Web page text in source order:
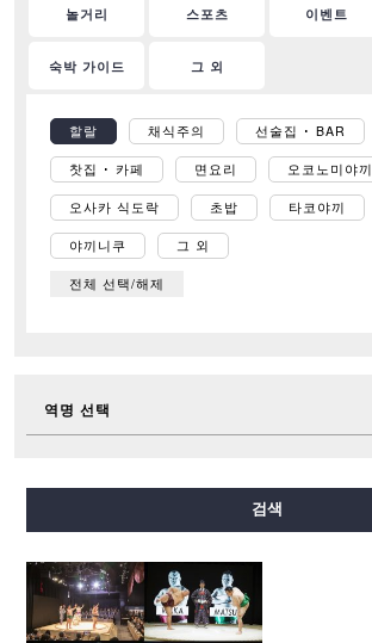
놀거리 스포츠 이벤트
숙박 가이드 그 외
할랄 채식주의 선술집 ･ BAR
찻집 ･ 카페 면요리 오코노미야끼
오사카 식도락 초밥 타코야끼
야끼니쿠 그 외
전체 선택/해제
역명 선택
사카이스지선
이마자토스지선 뉴트램
검색